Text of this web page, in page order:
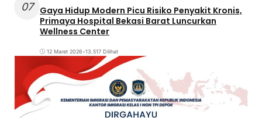
07
Gaya Hidup Modern Picu Risiko Penyakit Kronis,
Primaya Hospital Bekasi Barat Luncurkan
Wellness Center
12 Maret 2026•13.517 Dilihat